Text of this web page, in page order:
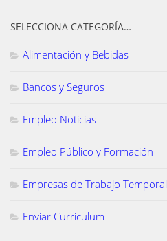
SELECCIONA CATEGORÍA…
Alimentación y Bebidas
Bancos y Seguros
Empleo Noticias
Empleo Público y Formación
Empresas de Trabajo Temporal
Enviar Curriculum